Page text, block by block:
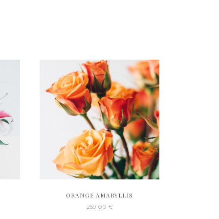
ORANGE AMARYLLIS
259,00 €